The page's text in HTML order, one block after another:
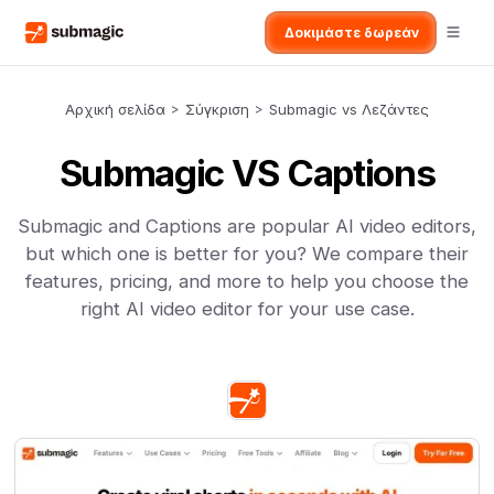
Δοκιμάστε δωρεάν
Αρχική σελίδα > Σύγκριση > Submagic vs Λεζάντες
Submagic VS Captions
Submagic and Captions are popular AI video editors,
but which one is better for you? We compare their
features, pricing, and more to help you choose the
right AI video editor for your use case.